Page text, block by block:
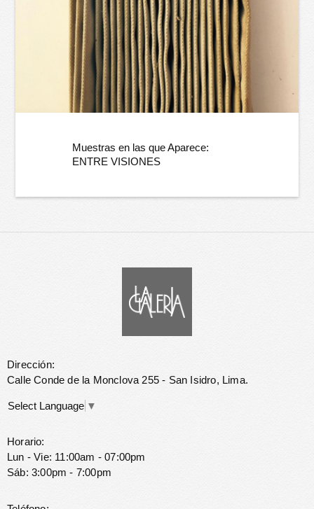
Muestras en las que Aparece:
ENTRE VISIONES
Dirección:
Calle Conde de la Monclova 255 - San Isidro, Lima.
Select Language ▼
Horario:
Lun - Vie: 11:00am - 07:00pm
Sáb: 3:00pm - 7:00pm